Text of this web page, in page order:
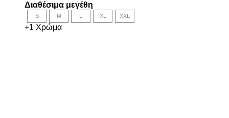
Διαθέσιμα μεγέθη
S M L XL XXL
+1 Χρώμα